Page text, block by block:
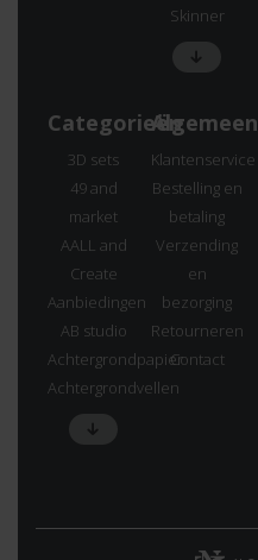
Skinner
Categorieën
3D sets
49 and
market
AALL and
Create
Aanbiedingen
AB studio
Achtergrondpapier
Achtergrondvellen
Algemeen
Klantenservice
Bestelling en
betaling
Verzending
en
bezorging
Retourneren
Contact